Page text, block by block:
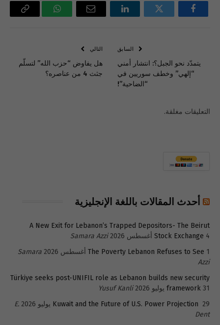
فيسبوك تويتر لينكدإن
البريد
واتساب Copy
السابق
يتمدّد نحو الجبل؟: انتشار أمني
“إلهي” وخطف سوريين في
“الضاحية”!
التالي
هل يفاوض “حزب الله” لتسلّم
جثث 4 من عناصره؟
التعليقات مغلقة.
أحدث المقالات باللغة الإنجليزية
A New Exit for Lebanon’s Trapped Depositors- The Beirut
Stock Exchange 4 أغسطس 2026
Samara Azzi
The Poverty Lebanon Refuses to See 1 أغسطس 2026
Samara
Azzi
Türkiye seeks post-UNIFIL role as Lebanon builds new security
framework 31 يوليو 2026
Yusuf Kanli
Kuwait and the Future of U.S. Power Projection 29 يوليو 2026
E.
Dent